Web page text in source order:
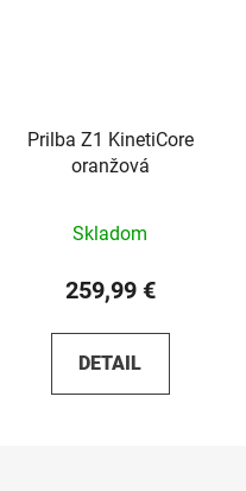
Prilba Z1 KinetiCore
oranžová
Skladom
259,99 €
DETAIL